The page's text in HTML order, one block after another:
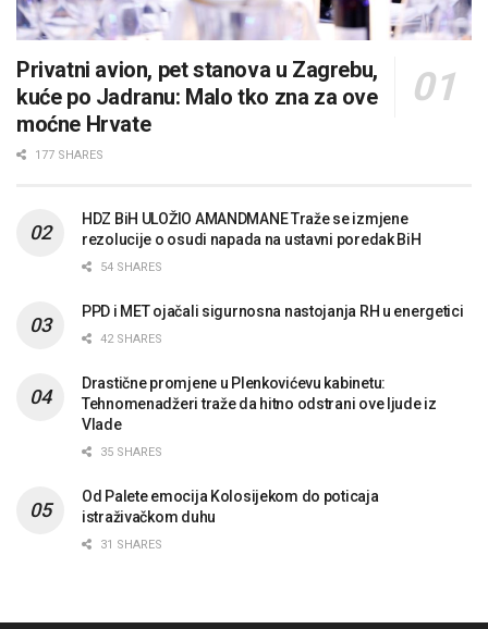
Privatni avion, pet stanova u Zagrebu,
kuće po Jadranu: Malo tko zna za ove
moćne Hrvate
177 SHARES
HDZ BiH ULOŽIO AMANDMANE Traže se izmjene
rezolucije o osudi napada na ustavni poredak BiH
54 SHARES
PPD i MET ojačali sigurnosna nastojanja RH u energetici
42 SHARES
Drastične promjene u Plenkovićevu kabinetu:
Tehnomenadžeri traže da hitno odstrani ove ljude iz
Vlade
35 SHARES
Od Palete emocija Kolosijekom do poticaja
istraživačkom duhu
31 SHARES